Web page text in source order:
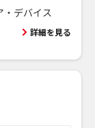
デバイス
詳細を見る